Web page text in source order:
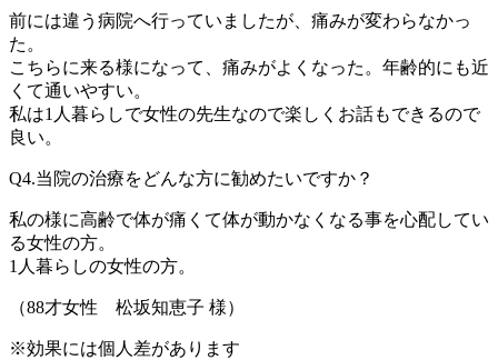
前には違う病院へ行っていましたが、痛みが変わらなかっ
た。
こちらに来る様になって、痛みがよくなった。年齢的にも近
くて通いやすい。
私は1人暮らしで女性の先生なので楽しくお話もできるので
良い。
Q4.当院の治療をどんな方に勧めたいですか？
私の様に高齢で体が痛くて体が動かなくなる事を心配してい
る女性の方。
1人暮らしの女性の方。
（88才女性 松坂知恵子 様）
※効果には個人差があります